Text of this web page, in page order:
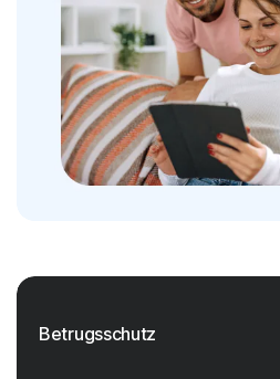
Betrugsschutz